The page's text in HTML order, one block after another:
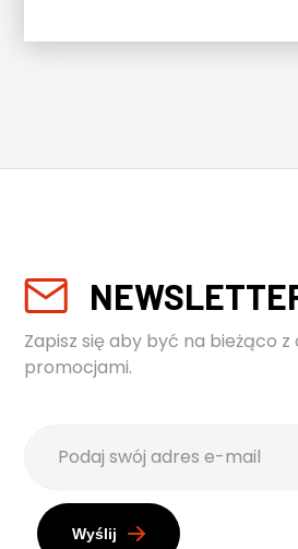
Zapisz się aby być na bieżąco
promocjami.
Wyślij